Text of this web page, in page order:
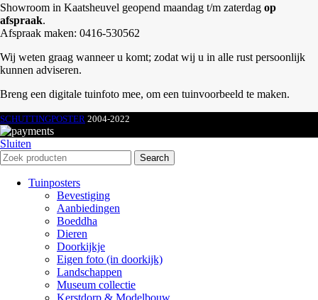
Showroom in Kaatsheuvel geopend maandag t/m zaterdag op
afspraak.
Afspraak maken: 0416-530562
Wij weten graag wanneer u komt; zodat wij u in alle rust persoonlijk
kunnen adviseren.
Breng een digitale tuinfoto mee, om een tuinvoorbeeld te maken.
SCHUTTINGPOSTER 2004-2022
Sluiten
Search
Tuinposters
Bevestiging
Aanbiedingen
Boeddha
Dieren
Doorkijkje
Eigen foto (in doorkijk)
Landschappen
Museum collectie
Kerstdorp & Modelbouw